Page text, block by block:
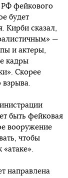
РФ фейкового
будет
Кирби сказал,
—
и актеры,
кадры
Скорее
взрыва.
быть фейковая
вооружение
чтобы
«атаке».
направлена